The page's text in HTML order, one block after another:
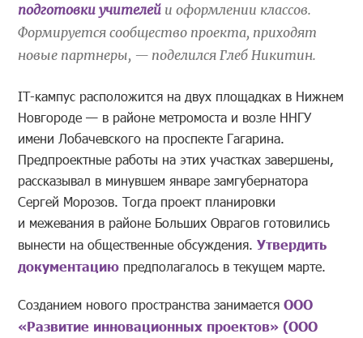
подготовки учителей и оформлении классов.
Формируется сообщество проекта, приходят
новые партнеры, — поделился Глеб Никитин.
IT-кампус расположится на двух площадках в Нижнем
Новгороде — в районе метромоста и возле ННГУ
имени Лобачевского на проспекте Гагарина.
Предпроектные работы на этих участках завершены,
рассказывал в минувшем январе замгубернатора
Сергей Морозов. Тогда проект планировки
и межевания в районе Больших Оврагов готовились
вынести на общественные обсуждения.Утвердить
документацию предполагалось в текущем марте.
Созданием нового пространства занимаетсяООО
«Развитие инновационных проектов» (ООО